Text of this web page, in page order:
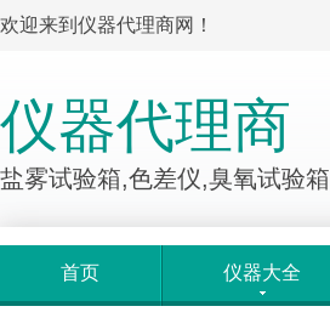
欢迎来到仪器代理商网！
仪器代理商
盐雾试验箱,色差仪,臭氧试验箱
首页 仪器大全